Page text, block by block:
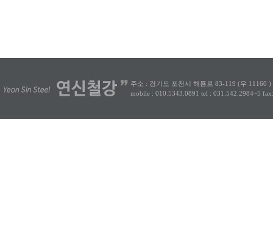
주소 : 경기도 포천시 해룡로 83-119 (우 11160 )
mobile : 010.5343.0891 tel : 031.542.2984~5